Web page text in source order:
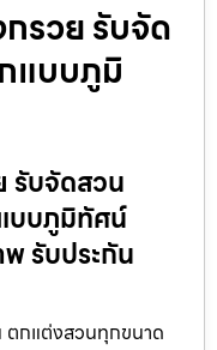
รวย รับจัด
แบบภูมิ
รับจัดสวน
บบภูมิทัศน์
รับประกัน
ตกแต่งสวนทุกขนาด